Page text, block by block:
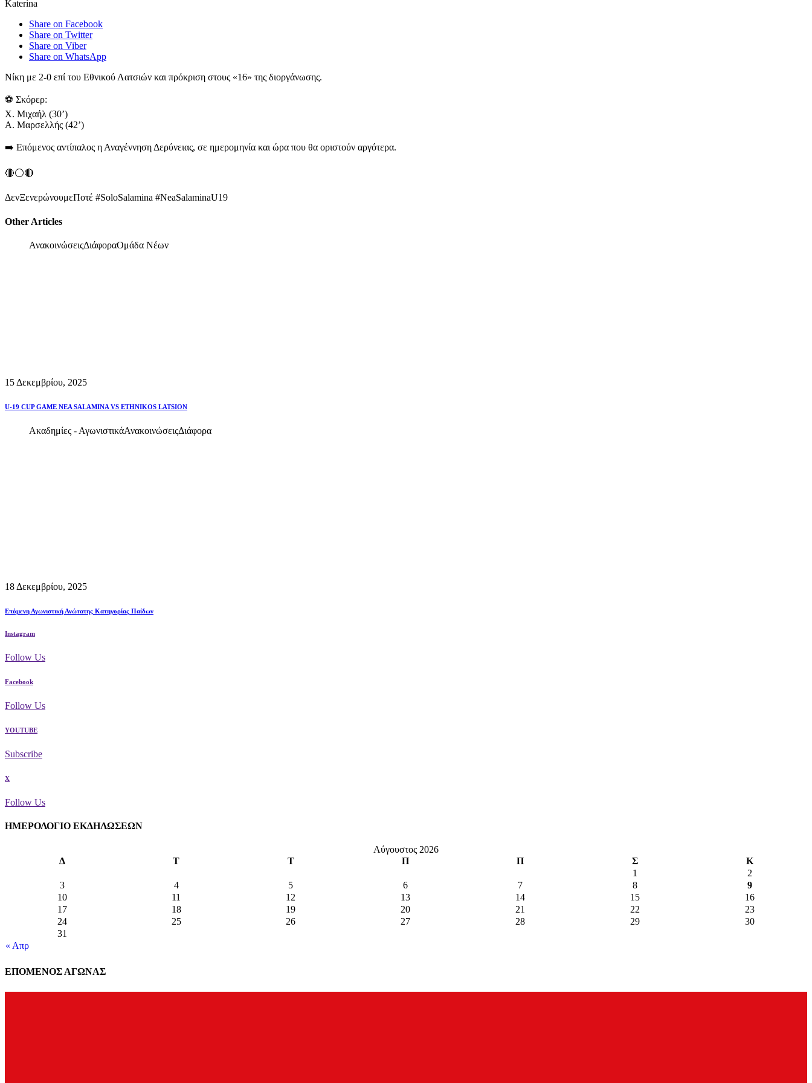
Katerina
Share on Facebook
Share on Twitter
Share on Viber
Share on WhatsApp
Νίκη με 2-0 επί του Εθνικού Λατσιών και πρόκριση στους «16» της διοργάνωσης.
⚽ Σκόρερ:
Χ. Μιχαήλ (30’)
Α. Μαρσελλής (42’)
➡️ Επόμενος αντίπαλος η Αναγέννηση Δερύνειας, σε ημερομηνία και ώρα που θα οριστούν αργότερα.
🔴⚪️🔴
ΔενΞενερώνουμεΠοτέ #SoloSalamina #NeaSalaminaU19
Other Articles
ΑνακοινώσειςΔιάφοραΟμάδα Νέων
15 Δεκεμβρίου, 2025
U-19 CUP GAME NEA SALAMINA VS ETHNIKOS LATSION
Ακαδημίες - ΑγωνιστικάΑνακοινώσειςΔιάφορα
18 Δεκεμβρίου, 2025
Επόμενη Αγωνιστική Ανώτατης Κατηγορίας Παίδων
Instagram
Follow Us
Facebook
Follow Us
YOUTUBE
Subscribe
X
Follow Us
ΗΜΕΡΟΛΟΓΙΟ ΕΚΔΗΛΩΣΕΩΝ
Αύγουστος 2026
Δ
Τ Τ Π Π Σ Κ
« Απρ
1
2
3
4 5 6 7 8
9
10
11 12 13 14 15
16
17
18 19 20 21 22
23
24
25 26 27 28 29
30
31
ΕΠΟΜΕΝΟΣ ΑΓΩΝΑΣ